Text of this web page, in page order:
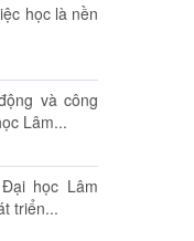
học là nền
và công
Lâm...
học Lâm
triển...